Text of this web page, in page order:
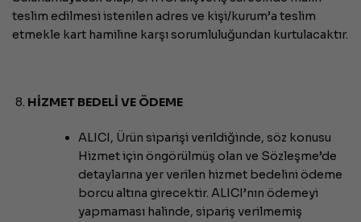
teslim edilmesi istenilen adres ve kişi/kurum’a teslim
etmekle kart hamiline karşı sorumluluğundan kurtulacaktır.
HİZMET BEDELİ VE ÖDEME
ALICI, Ürün siparişi verildiğinde, söz konusu
Hizmet için öngörülmüş olan ve Sözleşme’de
detaylarına yer verilen hizmet bedelini ödeme
borcu altına girecektir. ALICI’nın ödemeyi
yapmaması halinde, sipariş verilmemiş